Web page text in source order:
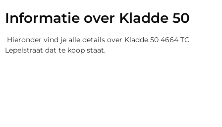
Informatie over Kladde 50
Hieronder vind je alle details over Kladde 50 4664 TC
Lepelstraat dat te koop staat.